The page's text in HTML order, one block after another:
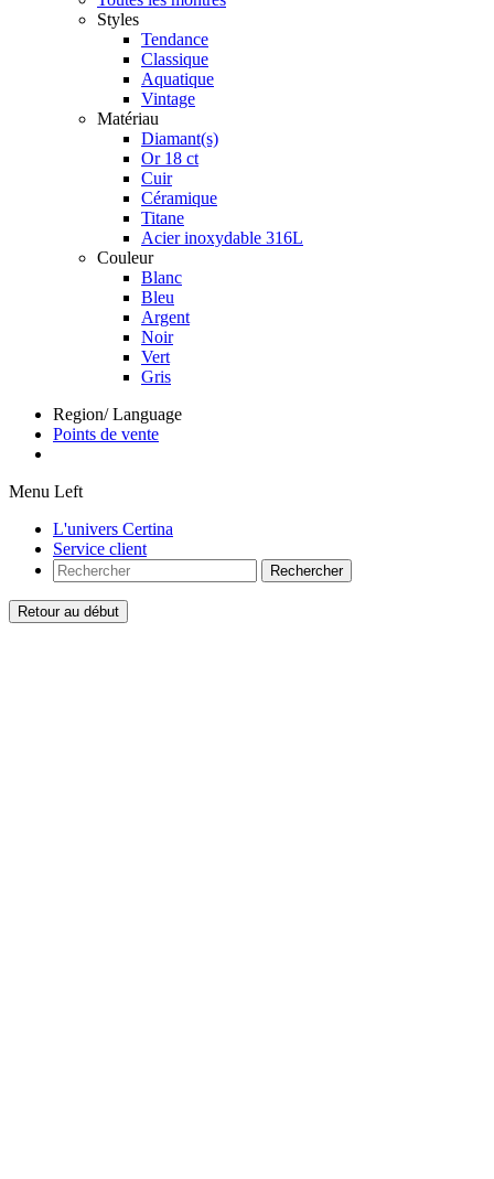
Styles
Tendance
Classique
Aquatique
Vintage
Matériau
Diamant(s)
Or 18 ct
Cuir
Céramique
Titane
Acier inoxydable 316L
Couleur
Blanc
Bleu
Argent
Noir
Vert
Gris
Region/ Language
Points de vente
Menu Left
L'univers Certina
Service client
Rechercher
Retour au début